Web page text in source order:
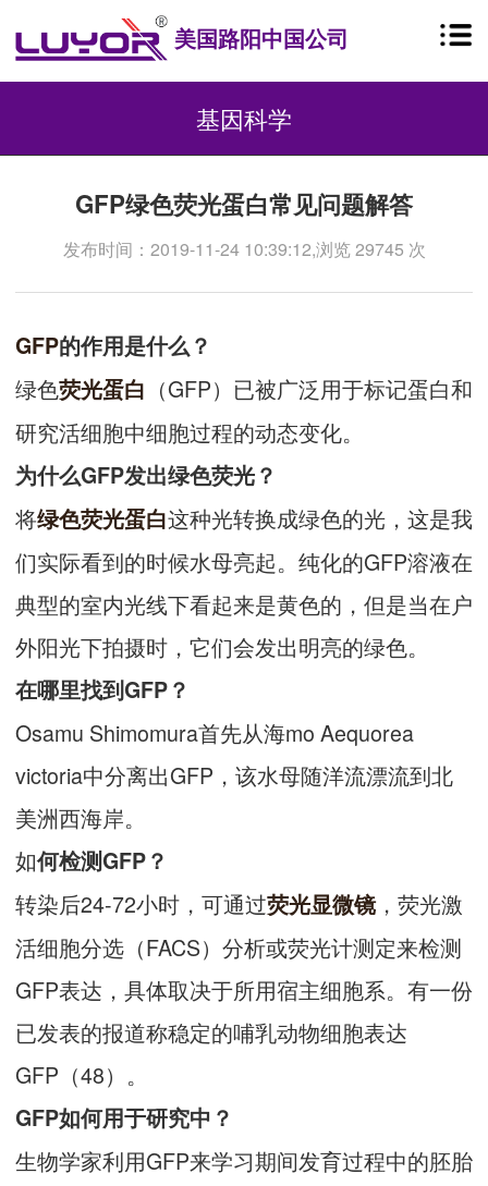
美国路阳中国公司
基因科学
GFP绿色荧光蛋白常见问题解答
发布时间：2019-11-24 10:39:12,浏览 29745 次
GFP的作用是什么？
绿色荧光蛋白 （GFP）已被广泛用于标记蛋白和
研究活细胞中细胞过程的动态变化。
为什么GFP发出绿色荧光？
将绿色荧光蛋白这种光转换成绿色的光，这是我
们实际看到的时候水母亮起。纯化的GFP溶液在
典型的室内光线下看起来是黄色的，但是当在户
外阳光下拍摄时，它们会发出明亮的绿色。
在哪里找到GFP？
Osamu Shimomura首先从海mo Aequorea
victoria中分离出GFP，该水母随洋流漂流到北
美洲西海岸。
如何检测GFP？
转染后24-72小时，可通过荧光显微镜，荧光激
活细胞分选（FACS）分析或荧光计测定来检测
GFP表达，具体取决于所用宿主细胞系。有一份
已发表的报道称稳定的哺乳动物细胞表达
GFP（48）。
GFP如何用于研究中？
生物学家利用GFP来学习期间发育过程中的胚胎